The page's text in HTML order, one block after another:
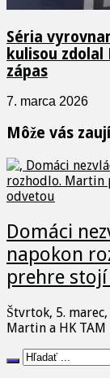
Séria
kulisou zdolal
zápas
7. marca 2026
Môže vás
Domáci
napokon
prehre
Štvrtok, 5.
Martin a HK